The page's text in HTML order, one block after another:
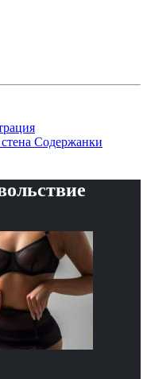
Содержанки